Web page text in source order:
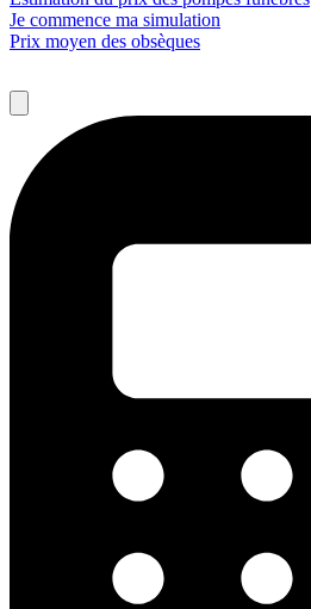
Je commence ma simulation
Prix moyen des obsèques